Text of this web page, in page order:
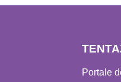
Portale